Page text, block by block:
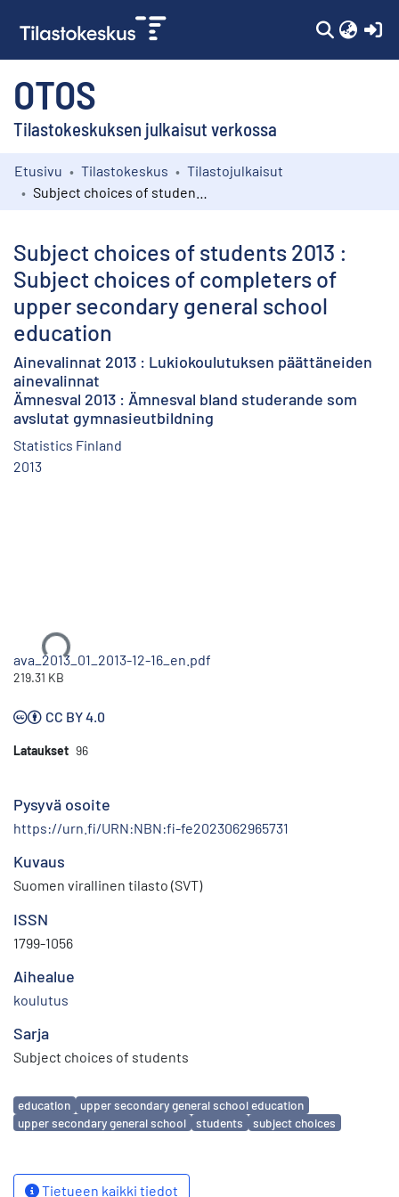
OTOS
Tilastokeskuksen julkaisut verkossa
Kokoelmat
Etusivu Tilastokeskus
Tilastojulkaisut
Subject choices of students 2013 :
Subject choices of completers of
upper secondary general school
education
Ainevalinnat 2013 : Lukiokoulutuksen päättäneiden
ainevalinnat
Ämnesval 2013 : Ämnesval bland studerande som
avslutat gymnasieutbildning
Statistics Finland
2013
Ladataan...
ava_2013_01_2013-12-16_en.pdf
219.31 KB
CC BY 4.0
Lataukset 96
Pysyvä osoite
https://urn.fi/URN:NBN:fi-fe2023062965731
Kuvaus
Suomen virallinen tilasto (SVT)
ISSN
1799-1056
Aihealue
koulutus
Sarja
Subject choices of students
Avainsanat
education
upper secondary general school education
upper secondary general school
students subject choices
Tietueen kaikki tiedot